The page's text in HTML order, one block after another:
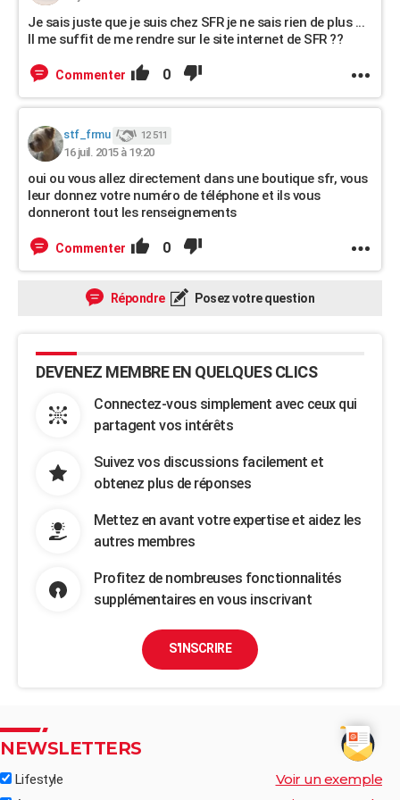
Je sais juste que je suis chez SFR je ne sais rien de plus ...
Il me suffit de me rendre sur le site internet de SFR ??
Commenter 0
stf_frmu 12 511
16 juil. 2015 à 19:20
oui ou vous allez directement dans une boutique sfr, vous
leur donnez votre numéro de téléphone et ils vous
donneront tout les renseignements
Commenter 0
Répondre Posez votre question
DEVENEZ MEMBRE EN QUELQUES CLICS
Connectez-vous simplement avec ceux qui
partagent vos intérêts
Suivez vos discussions facilement et
obtenez plus de réponses
Mettez en avant votre expertise et aidez les
autres membres
Profitez de nombreuses fonctionnalités
supplémentaires en vous inscrivant
S'INSCRIRE
NEWSLETTERS
Lifestyle Voir un exemple